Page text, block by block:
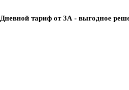
Дневной тариф от 3А - выгодное